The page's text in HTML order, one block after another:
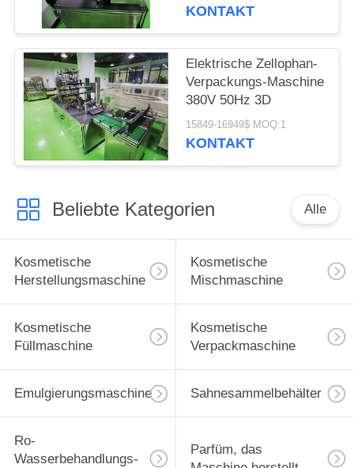
KONTAKT
Elektrische Zellophan-
Verpackungs-Maschine
380V 50Hz 3D
15849-16949$ MOQ:1
KONTAKT
Beliebte Kategorien Alle
Kosmetische
Herstellungsmaschine
Kosmetische
Mischmaschine
Kosmetische
Füllmaschine
Kosmetische
Verpackmaschine
Emulgierungsmaschine Sahnesammelbehälter
Ro-
Wasserbehandlungs-
Parfüm, das